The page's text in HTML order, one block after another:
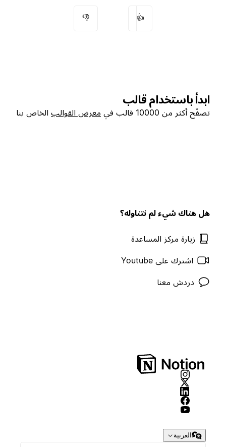
👍
👎
ابدأ باستخدام قالب
تصفّح أكثر من 10000 قالب في معرض القوالب الخاص بنا
هل هناك شيء لم نتناوله؟
زيارة مركز المساعدة
اشترك على Youtube
دردش معنا
العربية